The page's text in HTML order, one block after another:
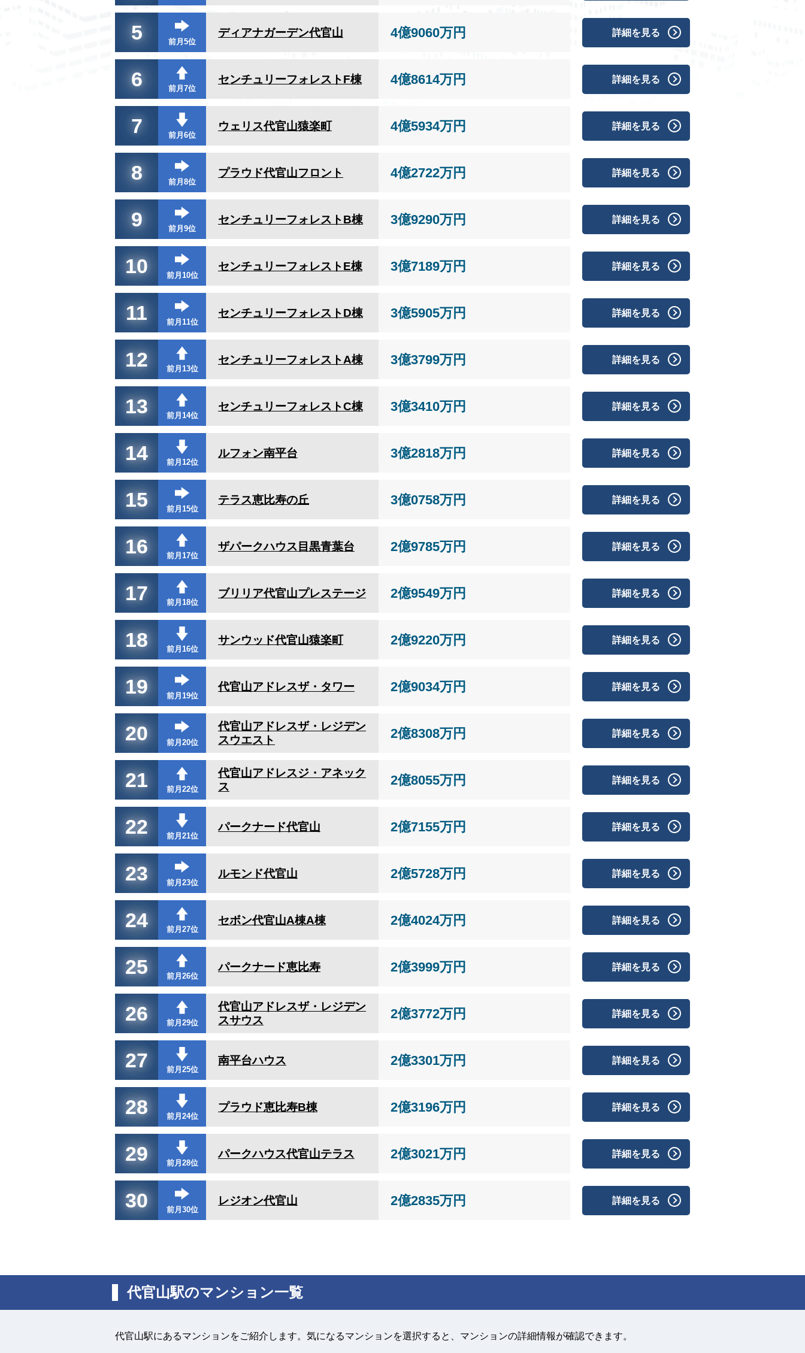
5 前月5位
ディアナガーデン代官山 4億9060万円 詳細を見る
6 前月7位
センチュリーフォレストF棟 4億8614万円 詳細を見る
7 前月6位
ウェリス代官山猿楽町 4億5934万円 詳細を見る
8 前月8位
プラウド代官山フロント 4億2722万円 詳細を見る
9 前月9位
センチュリーフォレストB棟 3億9290万円 詳細を見る
10 前月10位
センチュリーフォレストE棟 3億7189万円 詳細を見る
11 前月11位
センチュリーフォレストD棟 3億5905万円 詳細を見る
12 前月13位
センチュリーフォレストA棟 3億3799万円 詳細を見る
13 前月14位
センチュリーフォレストC棟 3億3410万円 詳細を見る
14 前月12位
ルフォン南平台 3億2818万円 詳細を見る
15 前月15位
テラス恵比寿の丘 3億0758万円 詳細を見る
16 前月17位
ザパークハウス目黒青葉台 2億9785万円 詳細を見る
17 前月18位
ブリリア代官山プレステージ 2億9549万円 詳細を見る
18 前月16位
サンウッド代官山猿楽町 2億9220万円 詳細を見る
19 前月19位
代官山アドレスザ・タワー 2億9034万円 詳細を見る
20 前月20位
代官山アドレスザ・レジデン
スウエスト
2億8308万円 詳細を見る
21 前月22位
代官山アドレスジ・アネック
ス
2億8055万円 詳細を見る
22 前月21位
パークナード代官山 2億7155万円 詳細を見る
23 前月23位
ルモンド代官山 2億5728万円 詳細を見る
24 前月27位
セボン代官山A棟A棟 2億4024万円 詳細を見る
25 前月26位
パークナード恵比寿 2億3999万円 詳細を見る
26 前月29位
代官山アドレスザ・レジデン
スサウス
2億3772万円 詳細を見る
27 前月25位
南平台ハウス 2億3301万円 詳細を見る
28 前月24位
プラウド恵比寿B棟 2億3196万円 詳細を見る
29 前月28位
パークハウス代官山テラス 2億3021万円 詳細を見る
30 前月30位
レジオン代官山 2億2835万円 詳細を見る
代官山駅のマンション一覧
代官山駅にあるマンションをご紹介します。気になるマンションを選択すると、マンションの詳細情報が確認できます。